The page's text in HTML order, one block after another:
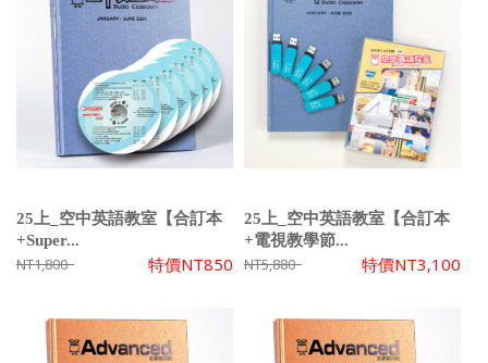
25上_空中英語教室【合訂本
+Super...
NT1,800 特價NT850
25上_空中英語教室【合訂本
+電視教學節...
NT5,880 特價NT3,100